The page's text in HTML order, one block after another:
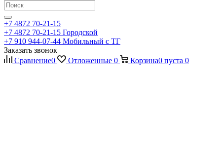
+7 4872 70-21-15
+7 4872 70-21-15 Городской
+7 910 944-07-44 Мобильный с ТГ
Заказать звонок
Сравнение0 Отложенные 0 Корзина0 пуста 0